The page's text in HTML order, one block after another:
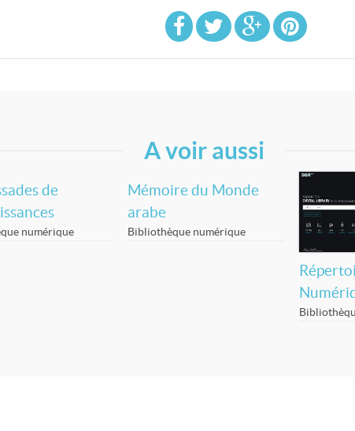
A voir aussi
de
numérique
Mémoire du Monde
arabe
Bibliothèque numérique